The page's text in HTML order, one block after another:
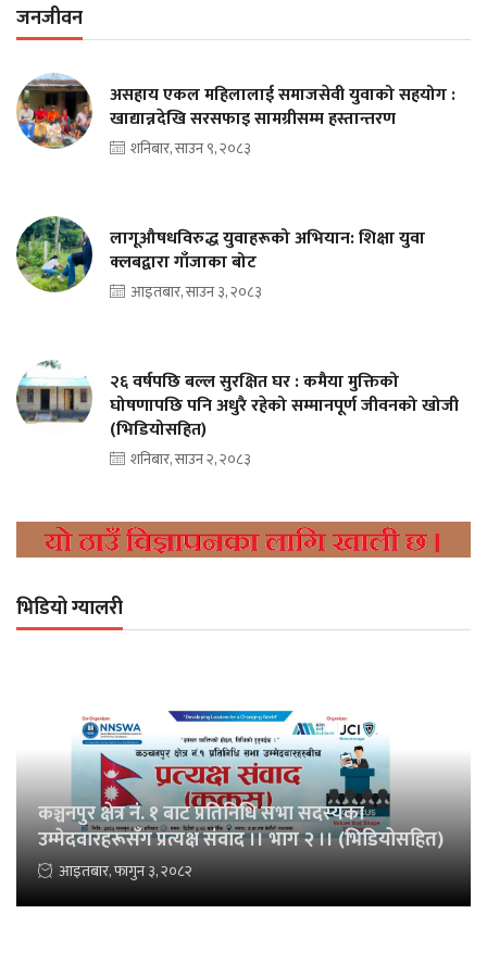
जनजीवन
असहाय एकल महिलालाई समाजसेवी युवाको सहयोग :
खाद्यान्नदेखि सरसफाइ सामग्रीसम्म हस्तान्तरण
शनिबार, साउन ९, २०८३
लागूऔषधविरुद्ध युवाहरूको अभियान: शिक्षा युवा
क्लबद्वारा गाँजाका बोट
आइतबार, साउन ३, २०८३
२६ वर्षपछि बल्ल सुरक्षित घर : कमैया मुक्तिको
घोषणापछि पनि अधुरै रहेको सम्मानपूर्ण जीवनको खोजी
(भिडियोसहित)
शनिबार, साउन २, २०८३
भिडियो ग्यालरी
कञ्चनपुर क्षेत्र नं. १ बाट प्रतिनिधि सभा सदस्यका
उम्मेदवारहरूसँग प्रत्यक्ष संवाद ।। भाग २ ।। (भिडियोसहित)
आइतबार, फागुन ३, २०८२